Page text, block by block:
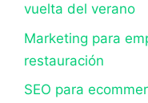
vuelta del verano
Marketing para
restauración
SEO para